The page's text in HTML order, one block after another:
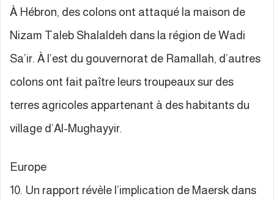
À Hébron, des colons ont attaqué la maison de
Nizam Taleb Shalaldeh dans la région de Wadi
Sa’ir. À l’est du gouvernorat de Ramallah, d’autres
colons ont fait paître leurs troupeaux sur des
terres agricoles appartenant à des habitants du
village d’Al-Mughayyir.
Europe
10. Un rapport révèle l’implication de Maersk dans